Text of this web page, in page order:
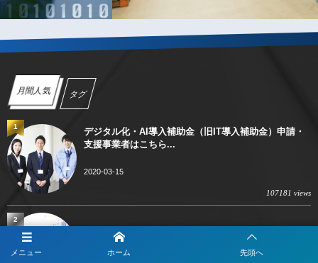
メニュー ホーム 先頭へ
月間人気 タグ
デジタル化・AI導入補助金（旧IT導入補助金）申請・
支援事業者はこちら...
2020-03-15
107181 views
1
Claudeをデジタル化・AI導入補助金で導入したい方へ
2